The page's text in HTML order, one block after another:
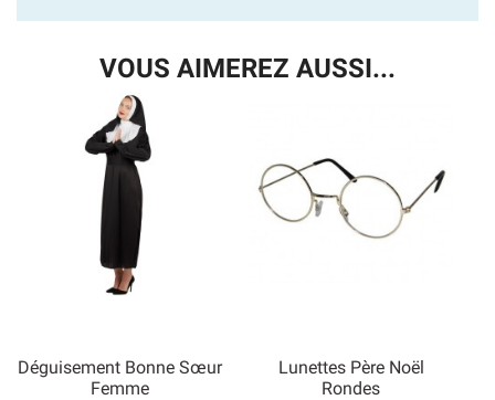
VOUS AIMEREZ AUSSI...
Déguisement Bonne Sœur
Femme
Lunettes Père Noël
Rondes